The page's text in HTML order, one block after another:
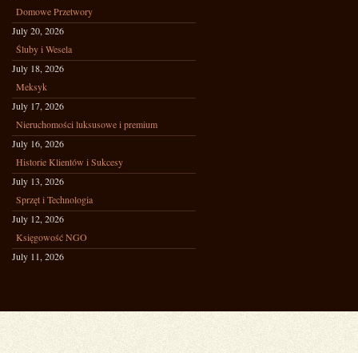
Domowe Przetwory
July 20, 2026
Śluby i Wesela
July 18, 2026
Meksyk
July 17, 2026
Nieruchomości luksusowe i premium
July 16, 2026
Historie Klientów i Sukcesy
July 13, 2026
Sprzęt i Technologia
July 12, 2026
Księgowość NGO
July 11, 2026